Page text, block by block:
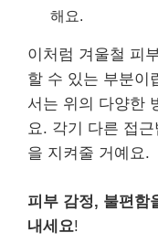
해요.
이처럼 겨울철 피
할 수 있는 부분이
서는 위의 다양한
요. 각기 다른 접
을 지켜줄 거예요.
피부 감정, 불편함
내세요!